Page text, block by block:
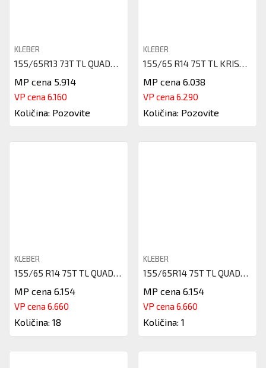
KLEBER
155/65R13 73T TL QUADRAXER2 KL
MP cena 5.914
VP cena 6.160
Količina: Pozovite
KLEBER
155/65 R14 75T TL KRISALP HP3
MP cena 6.038
VP cena 6.290
Količina: Pozovite
KLEBER
155/65 R14 75T TL QUADRAXER 3
MP cena 6.154
VP cena 6.660
Količina: 18
KLEBER
155/65R14 75T TL QUADRAXER2 KL
MP cena 6.154
VP cena 6.660
Količina: 1